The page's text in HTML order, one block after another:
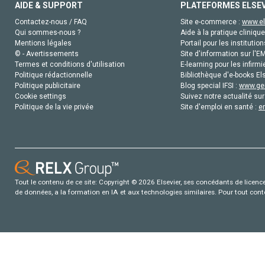
AIDE & SUPPORT
Contactez-nous / FAQ
Qui sommes-nous ?
Mentions légales
© - Avertissements
Termes et conditions d'utilisation
Politique rédactionnelle
Politique publicitaire
Cookie settings
Politique de la vie privée
PLATEFORMES
Site e-commerce :
Aide à la pratique
Portail pour les
Site d'information sur
E-learning pour les
Bibliothèque d'e-books
Blog special IFSI :
Suivez notre actualité
Site d'emploi en santé :
Tout le contenu de ce site: Copyright © 2026 Elsevier, ses concédants de
de données, a la formation en IA et aux technologies similaires. Pour tout